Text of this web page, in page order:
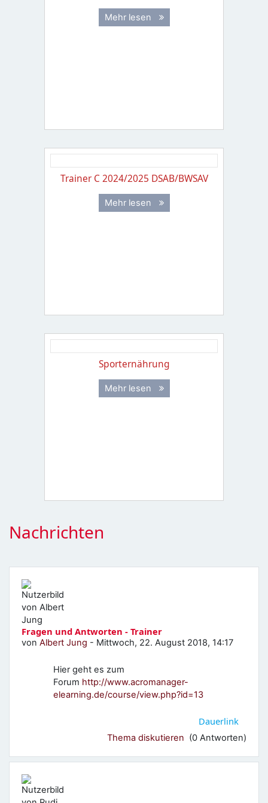
Mehr lesen
Trainer C 2024/2025 DSAB/BWSAV
Mehr lesen
Sporternährung
Mehr lesen
Nachrichten
Fragen und Antworten - Trainer
von Albert Jung - Mittwoch, 22. August 2018, 14:17
Hier geht es zum
Forum http://www.acromanager-
elearning.de/course/view.php?id=13
Dauerlink
Thema diskutieren (0 Antworten)